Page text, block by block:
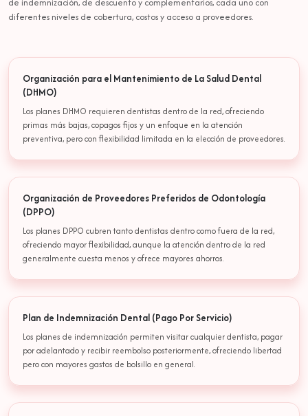
diferentes niveles de cobertura, costos y acceso a proveedores.
Organización para el Mantenimiento de La Salud Dental
(DHMO)
Los planes DHMO requieren dentistas dentro de la red, ofreciendo
primas más bajas, copagos fijos y un enfoque en la atención
preventiva, pero con flexibilidad limitada en la elección de proveedores.
Organización de Proveedores Preferidos de Odontología
(DPPO)
Los planes DPPO cubren tanto dentistas dentro como fuera de la red,
ofreciendo mayor flexibilidad, aunque la atención dentro de la red
generalmente cuesta menos y ofrece mayores ahorros.
Plan de Indemnización Dental (Pago Por Servicio)
Los planes de indemnización permiten visitar cualquier dentista, pagar
por adelantado y recibir reembolso posteriormente, ofreciendo libertad
pero con mayores gastos de bolsillo en general.